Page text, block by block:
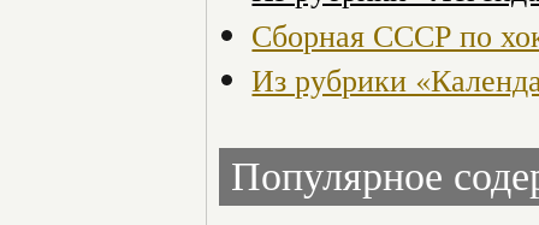
Сборная СССР по
Из рубрики
Популярное